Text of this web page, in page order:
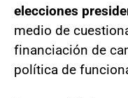
elecciones
medio de
financiación de
política de